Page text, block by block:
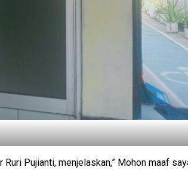
Pujianti, menjelaskan,” Mohon maaf